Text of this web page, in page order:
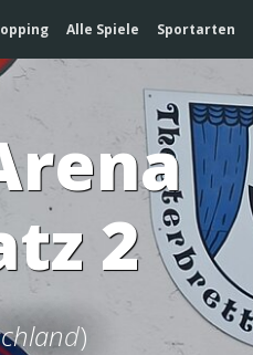
Alle Spiele Sportarten
2
)